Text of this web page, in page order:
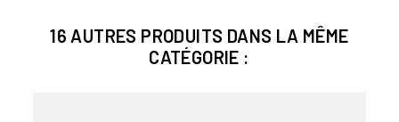
16 AUTRES PRODUITS DANS LA MÊME
CATÉGORIE :